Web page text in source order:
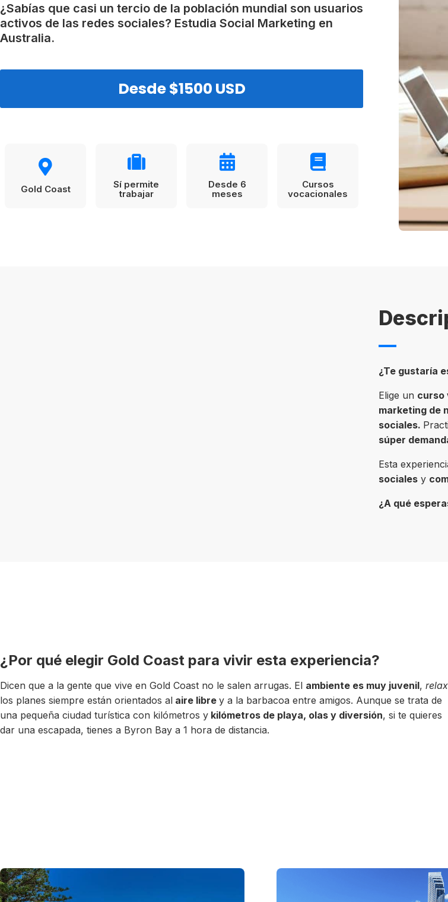
Working Holidays
Malta
Reino Unido
VER TODAS LAS EXPERIENCIAS Estudia Business en Auckland
¿Sabías que casi un tercio de la población mundial son usuarios
activos de las redes sociales? Estudia Social Marketing en
Australia.
Desde $1500 USD
Gold Coast
Sí permite
trabajar
Desde 6
meses
Cursos
vocacionales
¿Te gustaría
Elige un curso
marketing de
sociales.
súper
Esta
socialesy
¿A qué
¿Por qué elegir Gold Coast para vivir esta experiencia?
Dicen que a la gente que vive en Gold Coast no le salen arrugas. El ambiente es muy juvenil, relax
los planes siempre están orientados al aire libre y a la barbacoa entre amigos. Aunque se trata de
una pequeña ciudad turística con kilómetros y kilómetros de playa, olas y diversión, si te quieres
dar una escapada, tienes a Byron Bay a 1 hora de distancia.